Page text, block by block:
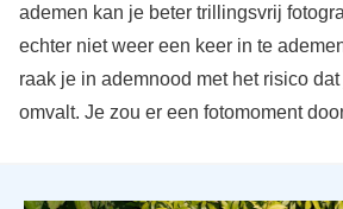
ademen kan je beter trillingsvrij
echter niet weer een keer in te
raak je in ademnood met het risico
omvalt. Je zou er een fotomoment